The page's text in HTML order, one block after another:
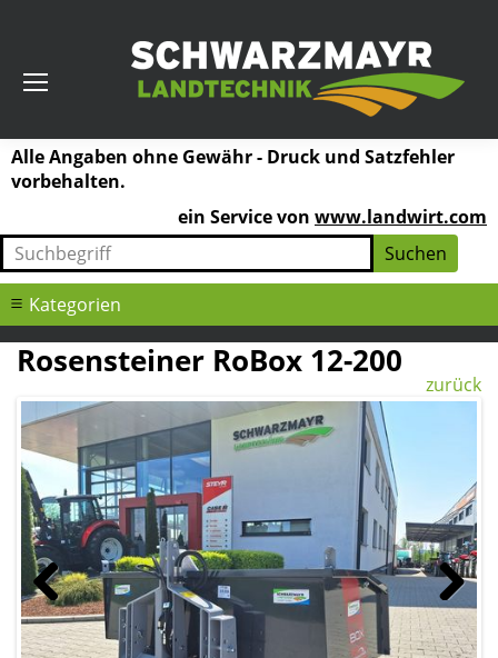
Kategorien
Rosensteiner RoBox 12-200
zurück
Previous Next
Alle Angaben ohne Gewähr - Druck und Satzfehler
vorbehalten.
ein Service von www.landwirt.com